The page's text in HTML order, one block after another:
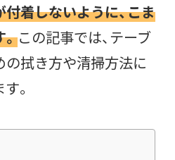
着しないように、こま
。この記事では、テーブ
拭き方や清掃方法に
。